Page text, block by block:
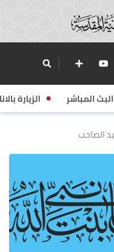
البث المباشر الزيارة
الصاحب